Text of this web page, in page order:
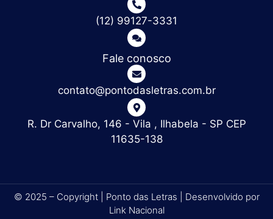
(12) 99127-3331
Fale conosco
contato@pontodasletras.com.br
R. Dr Carvalho, 146 - Vila , Ilhabela - SP CEP
11635-138
© 2025 – Copyright | Ponto das Letras | Desenvolvido por
Link Nacional